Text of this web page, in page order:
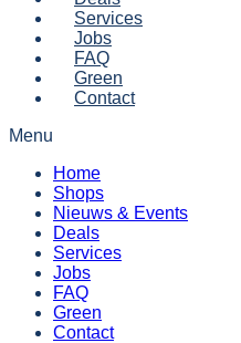
Services
Jobs
FAQ
Green
Contact
Menu
Home
Shops
Nieuws & Events
Deals
Services
Jobs
FAQ
Green
Contact